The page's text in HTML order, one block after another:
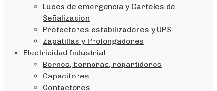
Luces de emergencia y Carteles de
Señalizacion
Protectores estabilizadores y UPS
Zapatillas y Prolongadores
Electricidad Industrial
Bornes, borneras, repartidores
Capacitores
Contactores